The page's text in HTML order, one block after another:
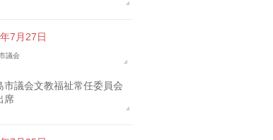
7月27日
議会
市議会文教福祉常任委員会
席